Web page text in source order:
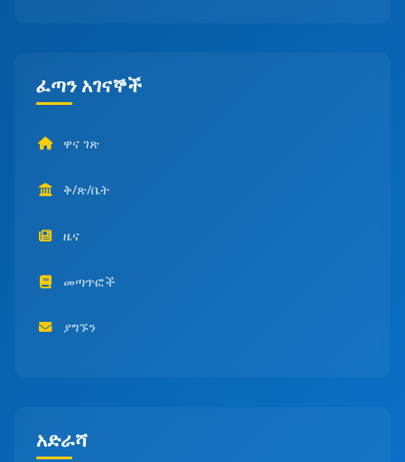
ፈጣን አገናኞች
ዋና ገጽ
ቅ/ጽ/ቤት
ዜና
መጣጥፎች
ያግኙን
አድራሻ